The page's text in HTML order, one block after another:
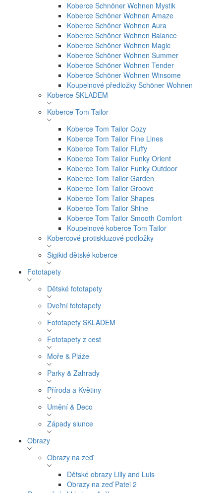
Koberce Schnöner Wohnen Mystik
Koberce Schöner Wohnen Amaze
Koberce Schöner Wohnen Aura
Koberce Schöner Wohnen Balance
Koberce Schöner Wohnen Magic
Koberce Schöner Wohnen Summer
Koberce Schöner Wohnen Tender
Koberce Schöner Wohnen Winsome
Koupelnové předložky Schöner Wohnen
Koberce SKLADEM
Koberce Tom Tailor
Koberce Tom Tailor Cozy
Koberce Tom Tailor Fine Lines
Koberce Tom Tailor Fluffy
Koberce Tom Tailor Funky Orient
Koberce Tom Tailor Funky Outdoor
Koberce Tom Tailor Garden
Koberce Tom Tailor Groove
Koberce Tom Tailor Shapes
Koberce Tom Tailor Shine
Koberce Tom Tailor Smooth Comfort
Koupelnové koberce Tom Tailor
Kobercové protiskluzové podložky
Sigikid dětské koberce
Fototapety
Dětské fototapety
Dveřní fototapety
Fototapety SKLADEM
Fototapety z cest
Moře & Pláže
Parky & Zahrady
Příroda a Květiny
Umění & Deco
Západy slunce
Obrazy
Obrazy na zeď
Dětské obrazy Lilly and Luis
Obrazy na zeď Patel 2